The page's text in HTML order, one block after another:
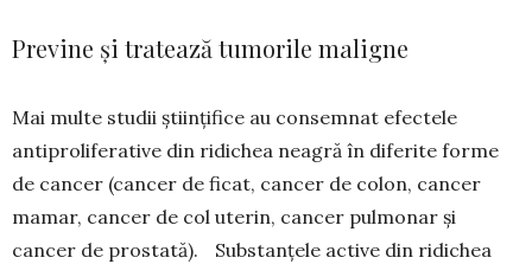
Previne și tratează tumorile maligne
Mai multe studii științifice au consemnat efectele
antiproliferative din ridi­chea neagră în diferite forme
de cancer (cancer de ficat, cancer de colon, cancer
mamar, cancer de col uterin, cancer pulmonar și
cancer de prostată). Sub­stan­țele active din ridichea